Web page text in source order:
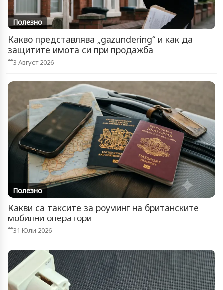
Полезно
Какво представлява „gazundering“ и как да
защитите имота си при продажба
3 Август 2026
Полезно
Какви са таксите за роуминг на британските
мобилни оператори
31 Юли 2026